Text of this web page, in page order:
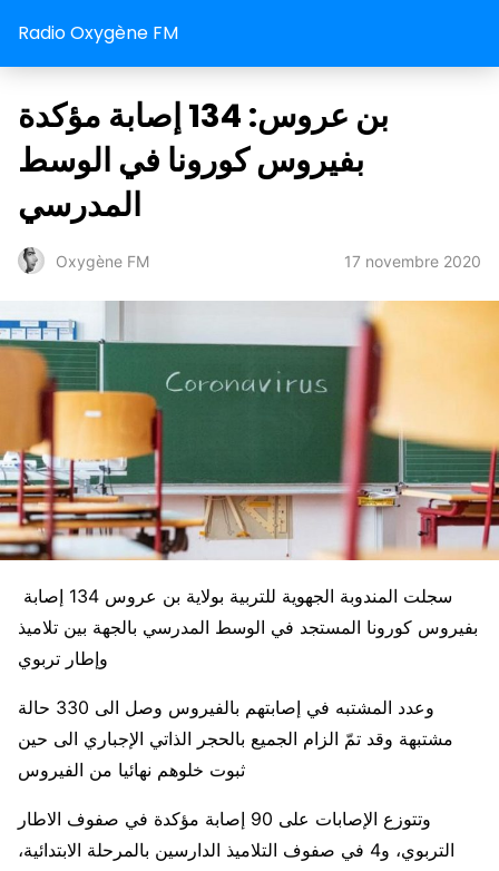
Radio Oxygène FM
بن عروس: 134 إصابة مؤكدة
بفيروس كورونا في الوسط
المدرسي
Oxygène FM 17 novembre 2020
بفيروس كورونا المستجد في الوسط المدرسي بالجهة بين تلاميذ
وإطار تربوي
وعدد المشتبه في إصابتهم بالفيروس وصل الى 330 حالة
مشتبهة وقد تمّ الزام الجميع بالحجر الذاتي الإجباري الى حين
ثبوت خلوهم نهائيا من الفيروس
وتتوزع الإصابات على 90 إصابة مؤكدة في صفوف الاطار
التربوي، و4 في صفوف التلاميذ الدارسين بالمرحلة الابتدائية،